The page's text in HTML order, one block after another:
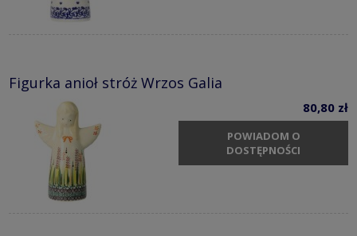
Figurka anioł stróż Wrzos Galia
80,80 zł
POWIADOM O
DOSTĘPNOŚCI